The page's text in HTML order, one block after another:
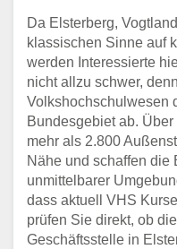
Da Elsterberg,
klassischen Sinne auf
werden Interessierte
nicht allzu schwer,
Volkshochschulwesen
Bundesgebiet ab.
mehr als 2.800
Nähe und schaffen die
unmittelbarer
dass aktuell VHS
prüfen Sie direkt, ob
Geschäftsstelle in